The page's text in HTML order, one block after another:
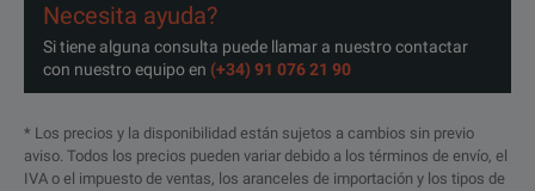
Necesita ayuda?
Si tiene alguna consulta puede llamar a nuestro contactar
con nuestro equipo en (+34) 91 076 21 90
* Los precios y la disponibilidad están sujetos a cambios sin previo
aviso. Todos los precios pueden variar debido a los términos de envío, el
IVA o el impuesto de ventas, los aranceles de importación y los tipos de
ACC-6089A Optical transceiver,
ACC-6090A Optical transceiver,
SPECIFICATIONS